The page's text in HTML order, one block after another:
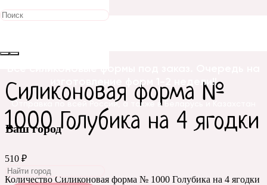
изготовление форм 1-2 недели!!
Отправка по всей России, а также в Беларусь и Казахстан
Ваш город
Голубика на 4 ягодки
Силиконовая форма №
1000 Голубика на 4 ягодки
510 ₽
Количество Силиконовая форма № 1000 Голубика на 4 ягодки